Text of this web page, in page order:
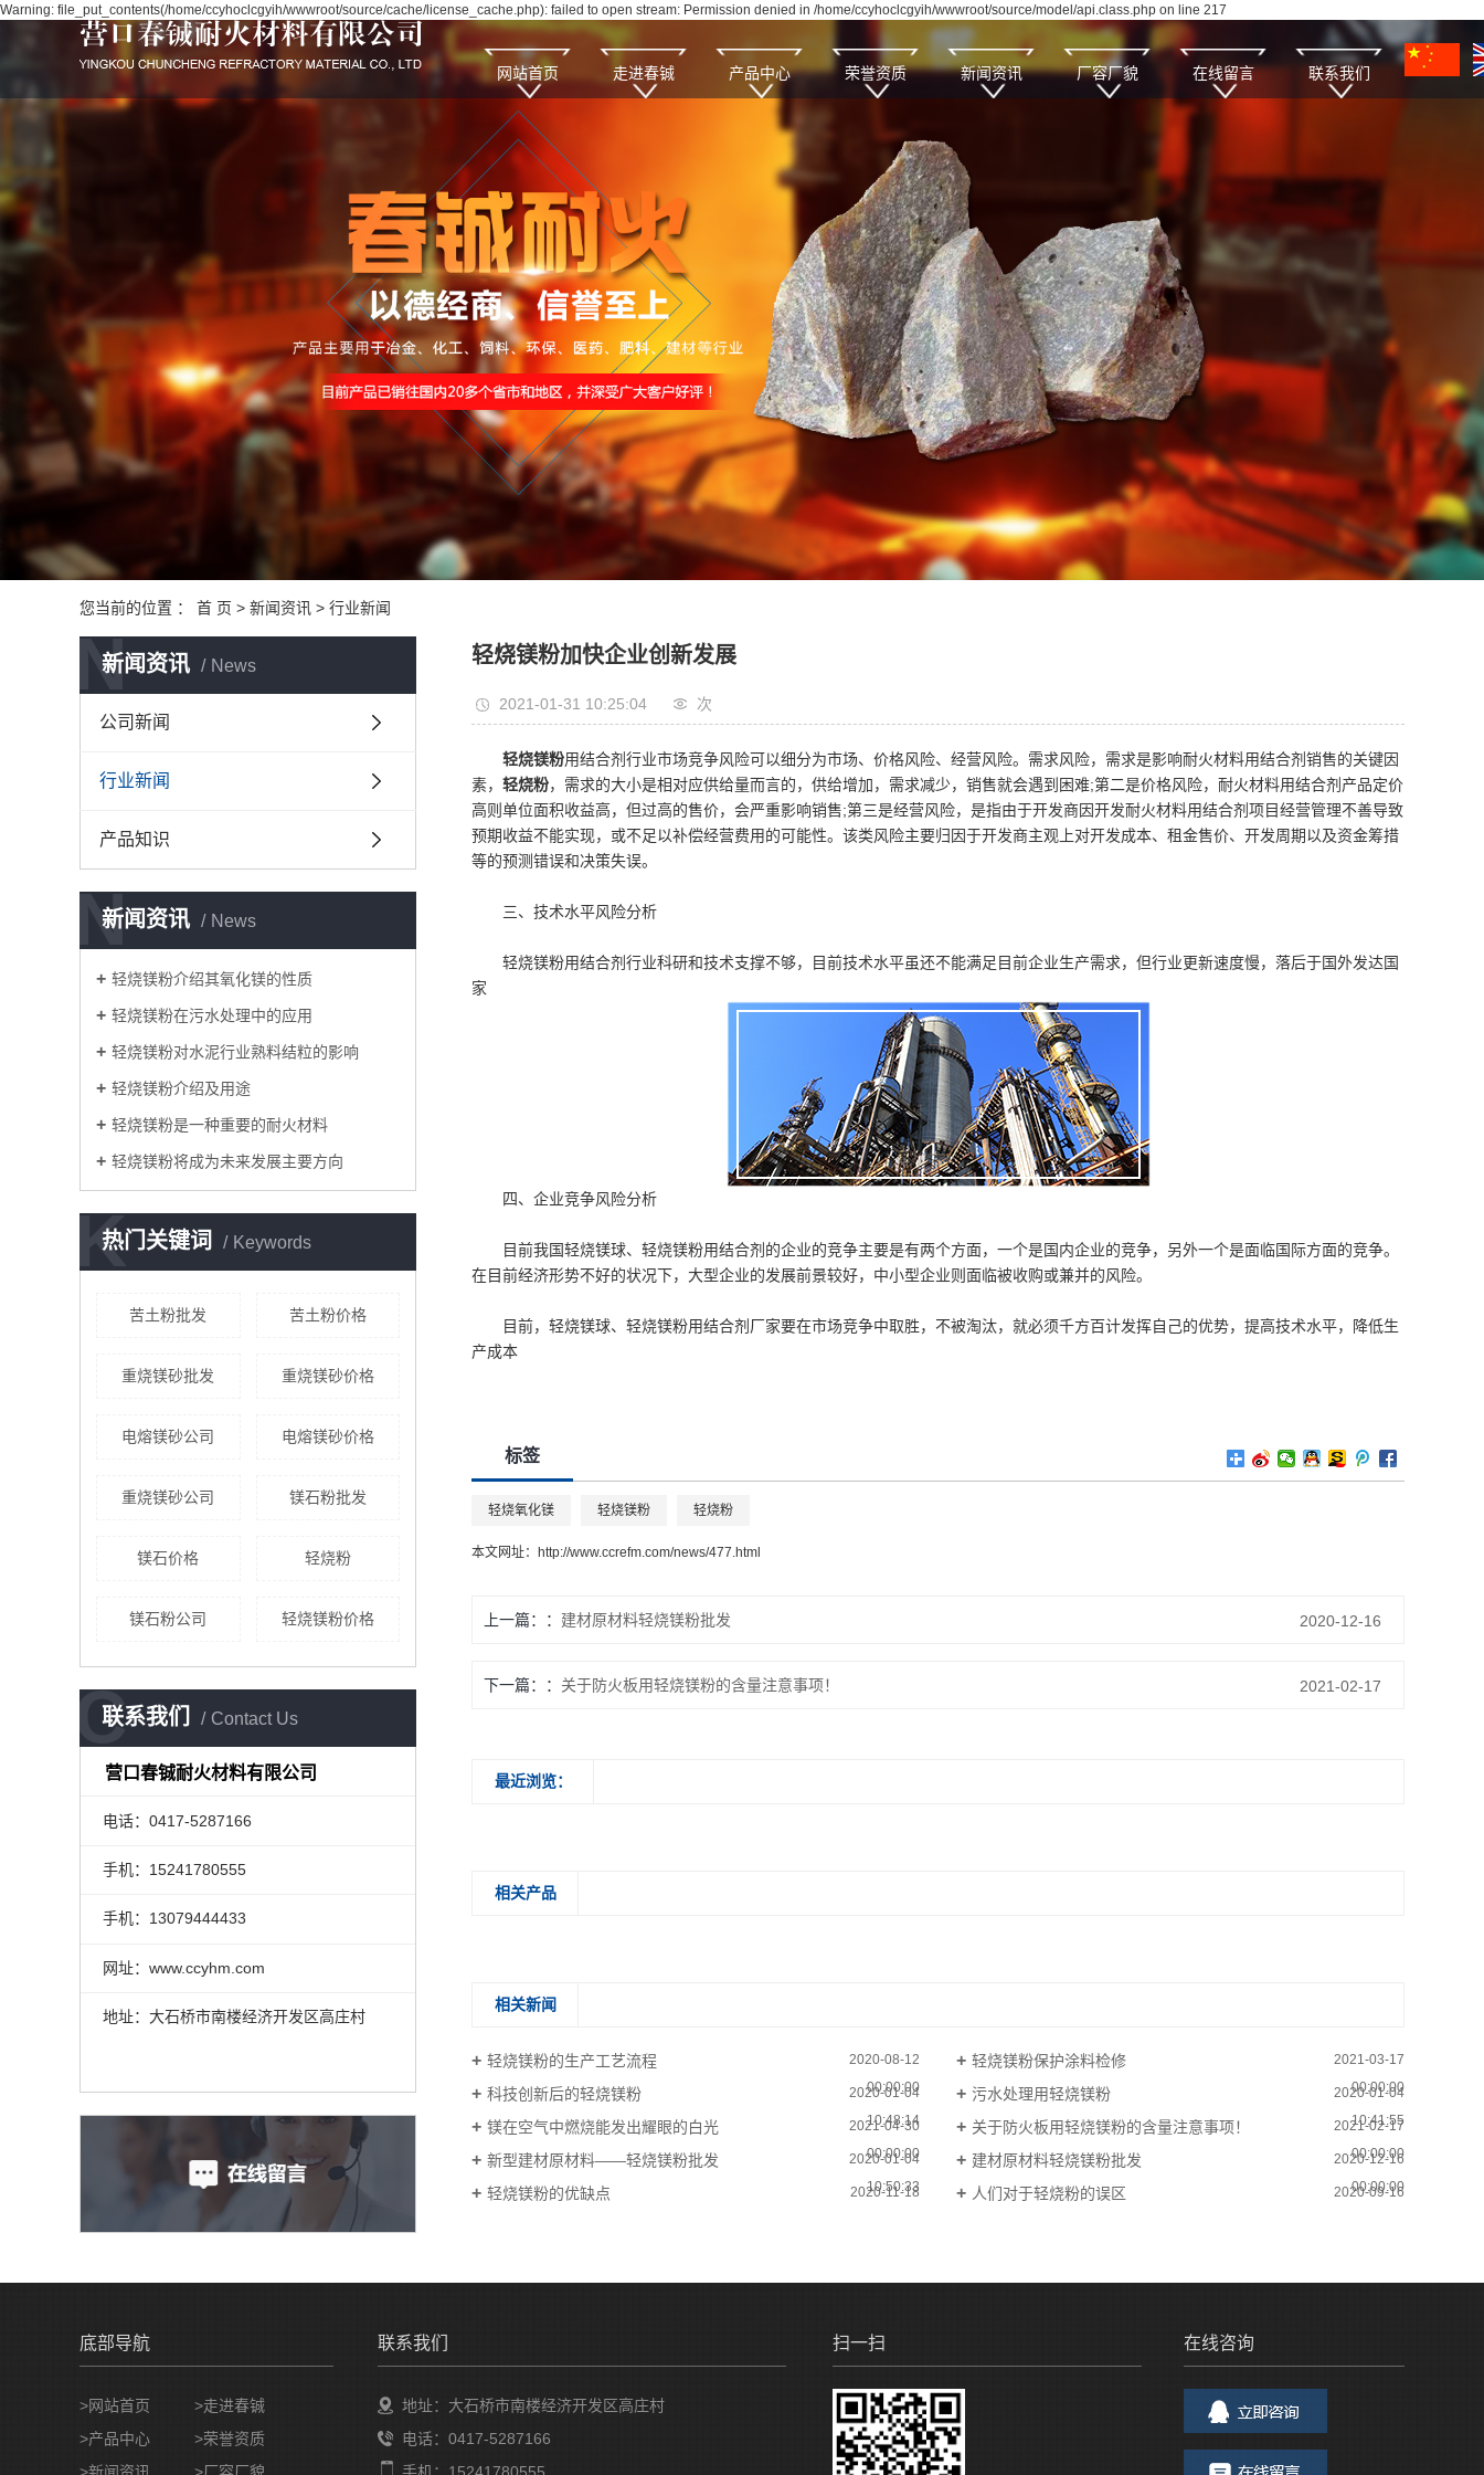
Warning: file_put_contents(/home/ccyhoclcgyih/wwwroot/source/cache/license_cache.php): failed to open stream: Permission denied in /home/ccyhoclcgyih/wwwroot/source/model/api.class.php on line 217
网站首页 走进春铖 产品中心 荣誉资质 新闻资讯 厂容厂貌 在线留言 联系我们
您当前的位置 ： 首 页 > 新闻资讯 > 行业新闻
新闻资讯 News
N
公司新闻
行业新闻
产品知识
新闻资讯 News
N
轻烧镁粉介绍其氧化镁的性质
轻烧镁粉在污水处理中的应用
轻烧镁粉对水泥行业熟料结粒的影响
轻烧镁粉介绍及用途
轻烧镁粉是一种重要的耐火材料
轻烧镁粉将成为未来发展主要方向
热门关键词 Keywords
K
苦土粉批发 苦土粉价格
重烧镁砂批发 重烧镁砂价格
电熔镁砂公司 电熔镁砂价格
重烧镁砂公司 镁石粉批发
镁石价格 轻烧粉
镁石粉公司 轻烧镁粉价格
联系我们 Contact Us
C
营口春铖耐火材料有限公司
电话：0417-5287166
手机：15241780555
手机：13079444433
网址：www.ccyhm.com
地址：大石桥市南楼经济开发区高庄村
轻烧镁粉加快企业创新发展
2021-01-31 10:25:04 次
轻烧镁粉用结合剂行业市场竞争风险可以细分为市场、价格风险、经营风险。需求风险，需求是影响耐火材料用结合剂销售的关键因
素， 轻烧粉，需求的大小是相对应供给量而言的，供给增加，需求减少，销售就会遇到困难;第二是价格风险，耐火材料用结合剂产品定价
高则单位面积收益高，但过高的售价，会严重影响销售;第三是经营风险，是指由于开发商因开发耐火材料用结合剂项目经营管理不善导致
预期收益不能实现，或不足以补偿经营费用的可能性。该类风险主要归因于开发商主观上对开发成本、租金售价、开发周期以及资金筹措
等的预测错误和决策失误。
三、技术水平风险分析
轻烧镁粉用结合剂行业科研和技术支撑不够，目前技术水平虽还不能满足目前企业生产需求，但行业更新速度慢，落后于国外发达国
家
四、企业竞争风险分析
目前我国轻烧镁球、轻烧镁粉用结合剂的企业的竞争主要是有两个方面，一个是国内企业的竞争，另外一个是面临国际方面的竞争。
在目前经济形势不好的状况下，大型企业的发展前景较好，中小型企业则面临被收购或兼并的风险。
目前，轻烧镁球、轻烧镁粉用结合剂厂家要在市场竞争中取胜，不被淘汰，就必须千方百计发挥自己的优势，提高技术水平，降低生
产成本
标签
轻烧氧化镁 轻烧镁粉 轻烧粉
本文网址： http://www.ccrefm.com/news/477.html
上一篇： 建材原材料轻烧镁粉批发 2020-12-16
下一篇： 关于防火板用轻烧镁粉的含量注意事项！ 2021-02-17
最近浏览：
相关产品
相关新闻
轻烧镁粉的生产工艺流程
2020-08-12
00:00:00
轻烧镁粉保护涂料检修
2021-03-17
00:00:00
科技创新后的轻烧镁粉
2020-01-04
10:48:14
污水处理用轻烧镁粉
2020-01-04
10:41:55
镁在空气中燃烧能发出耀眼的白光
2021-04-30
00:00:00
关于防火板用轻烧镁粉的含量注意事项！
2021-02-17
00:00:00
新型建材原材料——轻烧镁粉批发
2020-01-04
10:50:33
建材原材料轻烧镁粉批发
2020-12-16
00:00:00
轻烧镁粉的优缺点
2020-11-18
人们对于轻烧粉的误区
2020-09-16
底部导航
>网站首页
>走进春铖
>产品中心
>荣誉资质
联系我们
地址：大石桥市南楼经济开发区高庄村
电话：0417-5287166
扫一扫 在线咨询